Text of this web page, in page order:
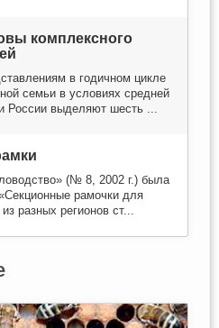
комплексного
в годичном цикле
семьи в условиях средней
России выделяют шесть ...
(№ 8, 2002 г.) была
рамочки для
разных регионов ст...